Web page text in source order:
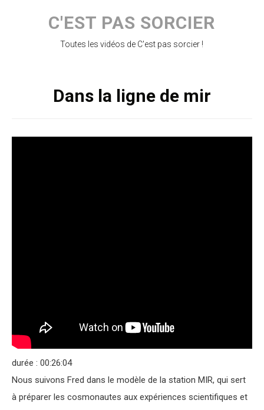
content
C'EST PAS SORCIER
Toutes les vidéos de C'est pas sorcier !
Dans la ligne de mir
durée : 00:26:04
Nous suivons Fred dans le modèle de la station MIR, qui sert
à préparer les cosmonautes aux expériences scientifiques et